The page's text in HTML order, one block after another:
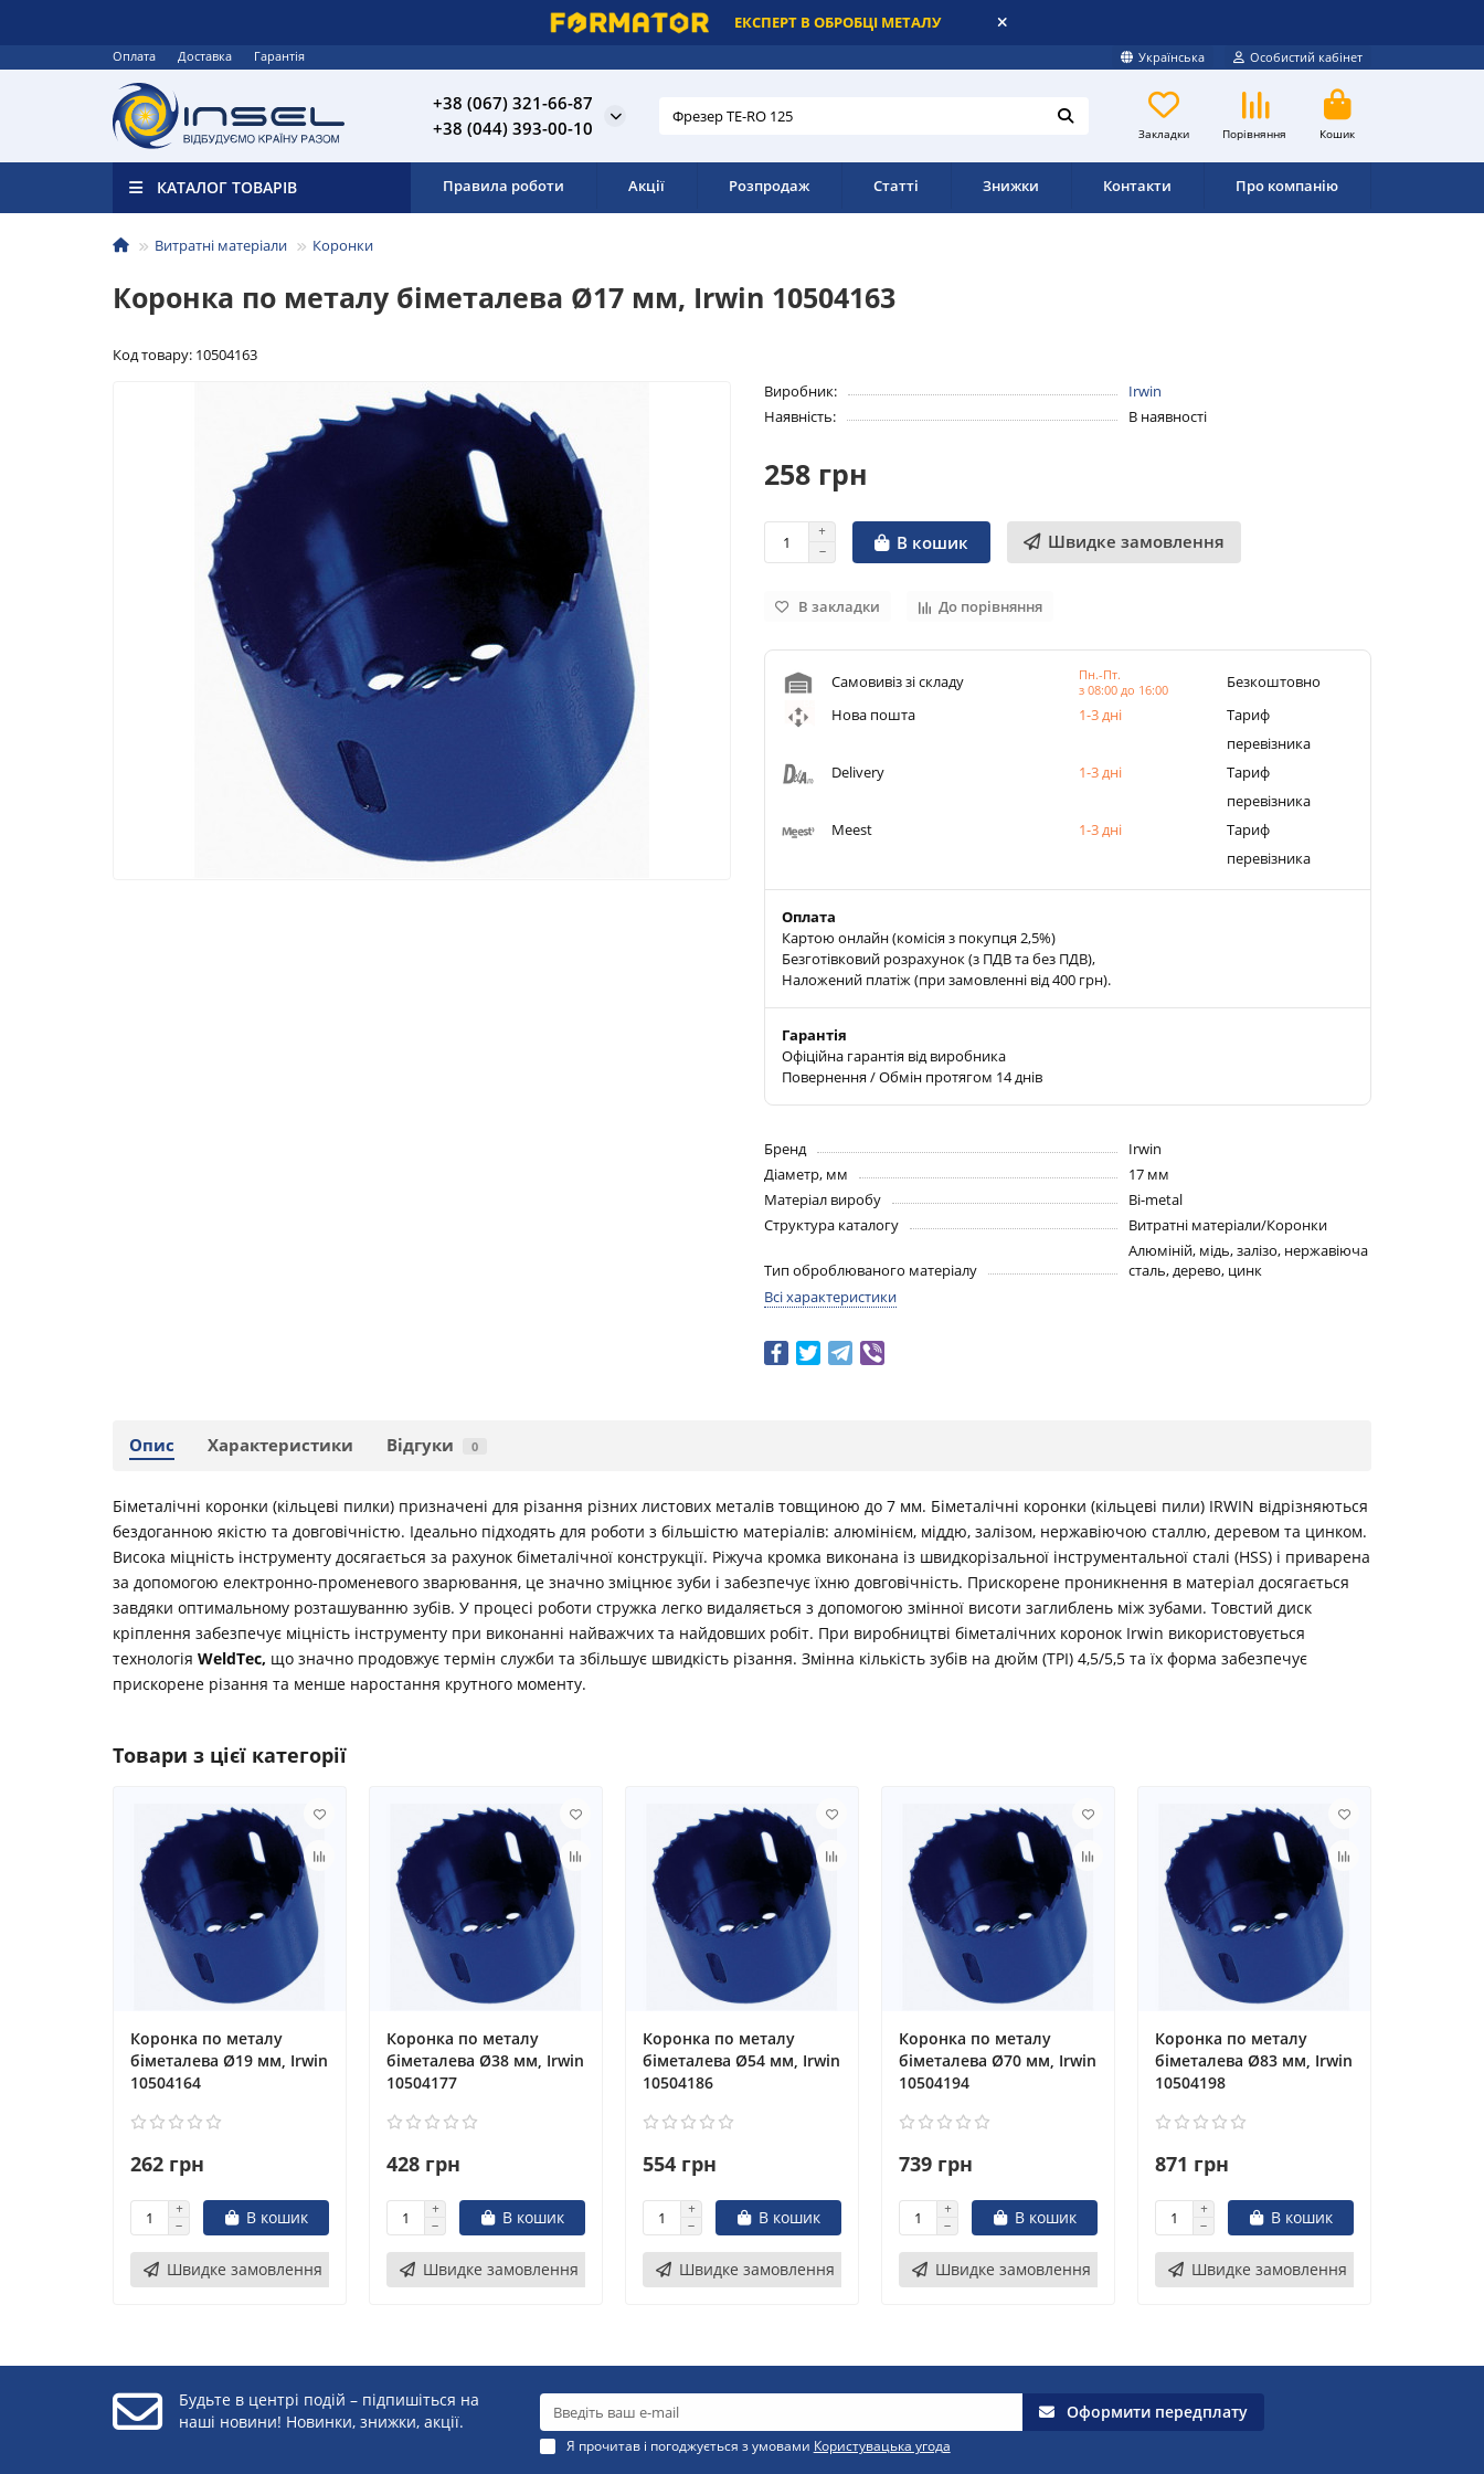
ЕКСПЕРТ В ОБРОБЦІ МЕТАЛУ
Оплата Доставка Гарантія Українська Особистий кабінет
+38 (067) 321-66-87
+38 (044) 393-00-10
Закладки Порівняння Кошик
КАТАЛОГ ТОВАРІВ Правила роботи Акції Розпродаж Статті Знижки Контакти Про компанію
Витратні матеріали Коронки
Коронка по металу біметалева Ø17 мм, Irwin 10504163
Код товару: 10504163
Виробник:
Irwin
Наявність:
В наявності
258 грн
В кошик Швидке замовлення
В закладки До порівняння
Самовивіз зі складу
Пн.-Пт.
з 08:00 до 16:00
Безкоштовно
Нова пошта
1-3 дні
Тариф
перевізника
Delivery
1-3 дні
Тариф
перевізника
Meest
1-3 дні
Тариф
перевізника
Оплата
Картою онлайн (комісія з покупця 2,5%)
Безготівковий розрахунок (з ПДВ та без ПДВ),
Наложений платіж (при замовленні від 400 грн).
Гарантія
Офіційна гарантія від виробника
Повернення / Обмін протягом 14 днів
Бренд
Irwin
Діаметр, мм
17 мм
Матеріал виробу
Bi-metal
Структура каталогу
Витратні матеріали/Коронки
Тип оброблюваного матеріалу
Алюміній, мідь, залізо, нержавіюча
сталь, дерево, цинк
Всі характеристики
Опис Характеристики Відгуки 0
Біметалічні коронки (кільцеві пилки) призначені для різання різних листових металів товщиною до 7 мм. Біметалічні коронки (кільцеві пили) IRWIN відрізняються
бездоганною якістю та довговічністю. Ідеально підходять для роботи з більшістю матеріалів: алюмінієм, міддю, залізом, нержавіючою сталлю, деревом та цинком.
Висока міцність інструменту досягається за рахунок біметалічної конструкції. Ріжуча кромка виконана із швидкорізальної інструментальної сталі (HSS) і приварена
за допомогою електронно-променевого зварювання, це значно зміцнює зуби і забезпечує їхню довговічність. Прискорене проникнення в матеріал досягається
завдяки оптимальному розташуванню зубів. У процесі роботи стружка легко видаляється з допомогою змінної висоти заглиблень між зубами. Товстий диск
кріплення забезпечує міцність інструменту при виконанні найважчих та найдовших робіт. При виробництві біметалічних коронок Irwin використовується
технологія WeldTec, що значно продовжує термін служби та збільшує швидкість різання. Змінна кількість зубів на дюйм (TPI) 4,5/5,5 та їх форма забезпечує
прискорене різання та менше наростання крутного моменту.
Товари з цієї категорії
Коронка по металу
біметалева Ø19 мм, Irwin
10504164
262 грн
В кошик
Швидке замовлення
Коронка по металу
біметалева Ø38 мм, Irwin
10504177
428 грн
В кошик
Швидке замовлення
Коронка по металу
біметалева Ø54 мм, Irwin
10504186
554 грн
В кошик
Швидке замовлення
Коронка по металу
біметалева Ø70 мм, Irwin
10504194
739 грн
В кошик
Швидке замовлення
Коронка по металу
біметалева Ø83 мм, Irwin
10504198
871 грн
В кошик
Швидке замовлення
Будьте в центрі подій – підпишіться на
наші новини! Новинки, знижки, акції.
Оформити передплату
Я прочитав і погоджується з умовами Користувацька угода